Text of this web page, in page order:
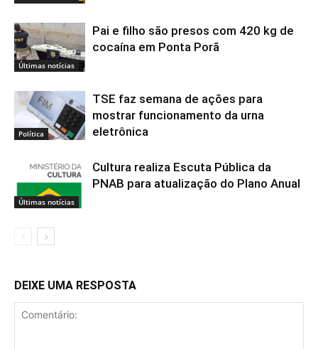
Últimas notícias
Pai e filho são presos com 420 kg de
cocaína em Ponta Porã
Política
TSE faz semana de ações para
mostrar funcionamento da urna
eletrônica
Últimas notícias
Cultura realiza Escuta Pública da
PNAB para atualização do Plano Anual
DEIXE UMA RESPOSTA